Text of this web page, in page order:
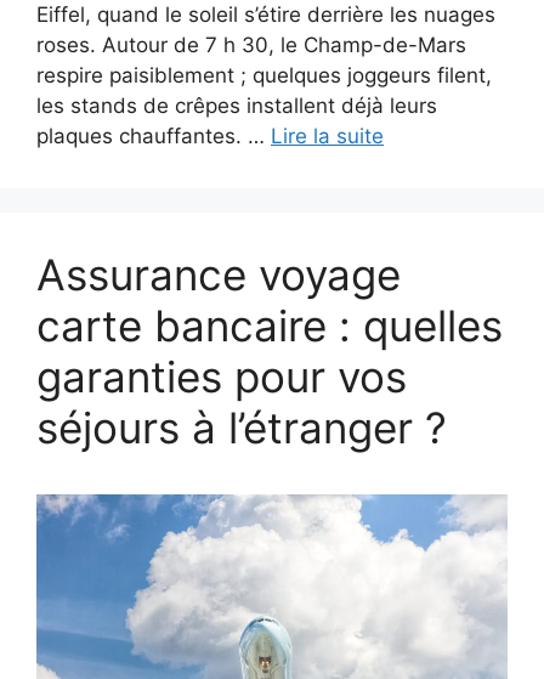
Eiffel, quand le soleil s’étire derrière les nuages
roses. Autour de 7 h 30, le Champ-de-Mars
respire paisiblement ; quelques joggeurs filent,
les stands de crêpes installent déjà leurs
plaques chauffantes. … Lire la suite
Assurance voyage
carte bancaire : quelles
garanties pour vos
séjours à l’étranger ?